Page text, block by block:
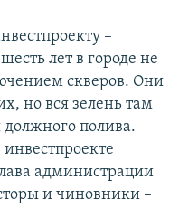
–
лет в городе не
скверов. Они
но вся зелень там
должного полива.
администрации
и чиновники –